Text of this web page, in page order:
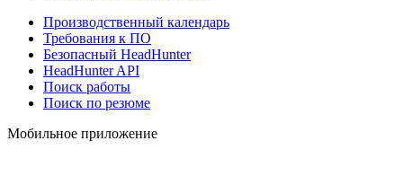
Производственный календарь
Требования к ПО
Безопасный HeadHunter
HeadHunter API
Поиск работы
Поиск по резюме
Мобильное приложение